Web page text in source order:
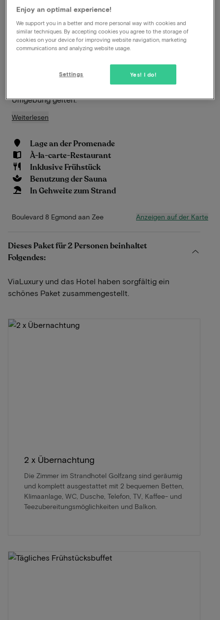
Meer und den Sand zu genießen. Während Ihres
Aufenthalts profitieren Sie von hervorragenden
Einrichtungen. Beginnen Sie Ihren Tag mit einem
reichhaltigen Frühstücksbuffet im gemütlichen
Restaurant EAZEE, das auch für seine köstlichen
Lunch-Optionen und schmackhaften Abendessen
bekannt ist. Probieren Sie unbedingt die berühmten
Steinofenpizzas, die als die besten in Egmond und
Umgebung gelten.
Weiterlesen
Lage an der Promenade
À-la-carte-Restaurant
Inklusive Frühstück
Benutzung der Sauna
In Gehweite zum Strand
Boulevard 8 Egmond aan Zee Anzeigen auf der Karte
Dieses Paket für 2 Personen beinhaltet
Folgendes:
ViaLuxury und das Hotel haben sorgfältig ein
schönes Paket zusammengestellt.
2 x Übernachtung
Die Zimmer im Strandhotel Golfzang sind geräumig
und komplett ausgestattet mit 2 bequemen Betten,
Klimaanlage, WC, Dusche, Telefon, TV, Kaffee- und
Teezubereitungsmöglichkeiten und Balkon.
Enjoy an optimal experience!
We support you in a better and more personal way with cookies and
similar techniques. By accepting cookies you agree to the storage of
cookies on your device for improving website navigation, marketing
communications and analyzing website usage.
Yes! I do!
Settings